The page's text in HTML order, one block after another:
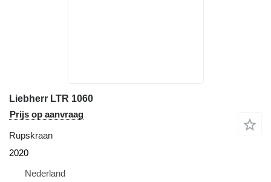
Liebherr LTR 1060
Prijs op aanvraag
Rupskraan
2020
Nederland